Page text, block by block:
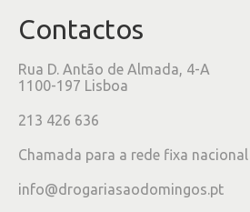
Contactos
Rua D. Antão de Almada, 4-A
1100-197 Lisboa
213 426 636
Chamada para a rede fixa nacional
info@drogariasaodomingos.pt